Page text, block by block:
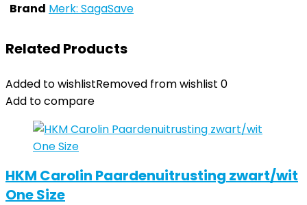
Brand Merk: SagaSave
Related Products
Added to wishlistRemoved from wishlist 0
Add to compare
HKM Carolin Paardenuitrusting zwart/wit
One Size